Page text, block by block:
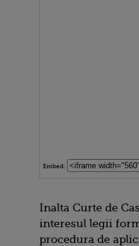
Embed:
Inalta Curte de
interesul legii
procedura de